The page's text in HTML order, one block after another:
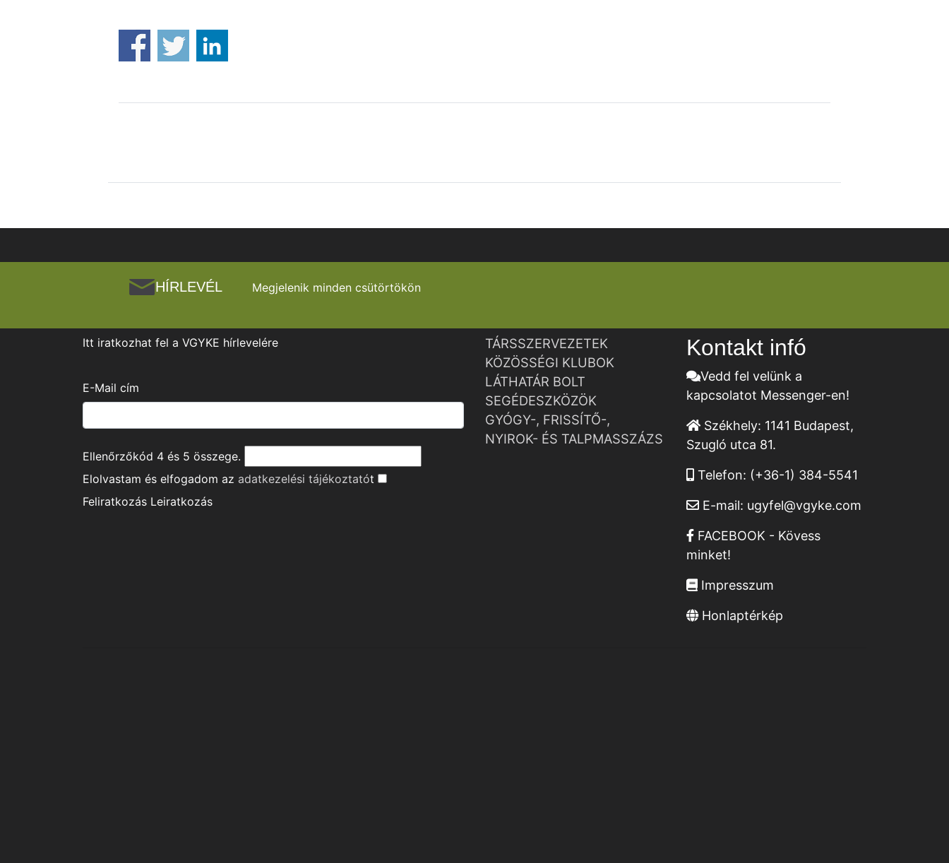
HÍRLEVÉL Megjelenik minden csütörtökön
Itt iratkozhat fel a VGYKE hírlevelére
E-Mail cím
Ellenőrzőkód 4 és 5 összege.
Elolvastam és elfogadom az adatkezelési tájékoztatót
Feliratkozás Leiratkozás
TÁRSSZERVEZETEK
KÖZÖSSÉGI KLUBOK
LÁTHATÁR BOLT
SEGÉDESZKÖZÖK
GYÓGY-, FRISSÍTŐ-,
NYIROK- ÉS TALPMASSZÁZS
Kontakt infó
Vedd fel velünk a
kapcsolatot Messenger-en!
Székhely: 1141 Budapest,
Szugló utca 81.
Telefon: (+36-1) 384-5541
E-mail: ugyfel@vgyke.com
FACEBOOK - Kövess
minket!
Impresszum
Honlaptérkép